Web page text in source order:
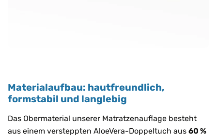
Materialaufbau: hautfreundlich,
formstabil und langlebig
Das Obermaterial unserer Matratzenauflage besteht
aus einem versteppten AloeVera-Doppeltuch aus 60 %